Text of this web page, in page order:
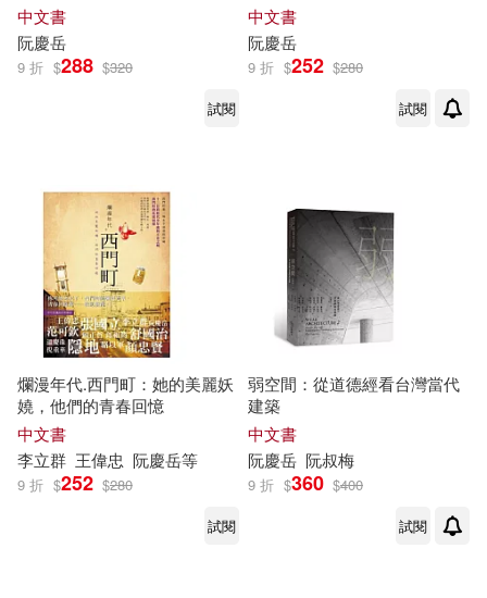
中文書
阮慶岳
9 折 $288 $320
試閱
中文書
阮慶岳
9 折 $252 $280
試閱
爛漫年代.西門町：她的美麗妖
嬈，他們的青春回憶
中文書
李立群 王偉忠 阮慶岳等
9 折 $252 $280
試閱
弱空間：從道德經看台灣當代
建築
中文書
阮慶岳 阮叔梅
9 折 $360 $400
試閱